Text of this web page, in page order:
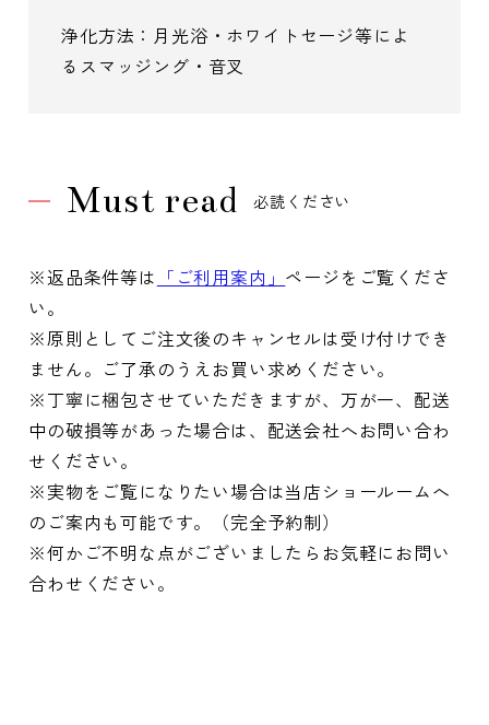
浄化方法：月光浴・ホワイトセージ等によ
るスマッジング・音叉
Must read 必読ください
※返品条件等は 「ご利用案内」 ページをご覧くださ
い。
※原則としてご注文後のキャンセルは受け付けでき
ません。ご了承のうえお買い求めください。
※丁寧に梱包させていただきますが、万が一、配送
中の破損等があった場合は、配送会社へお問い合わ
せください。
※実物をご覧になりたい場合は当店ショールームへ
のご案内も可能です。（完全予約制）
※何かご不明な点がございましたらお気軽にお問い
合わせください。